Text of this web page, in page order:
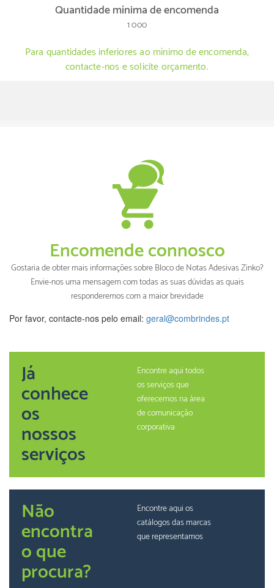
Quantidade mínima de encomenda
1 000
Para quantidades inferiores ao mínimo de encomenda,
contacte-nos e solicite orçamento.
Encomende connosco
Gostaria de obter mais informações sobre Bloco de Notas Adesivas Zinko?
Envie-nos uma mensagem com todas as suas dúvidas as quais
responderemos com a maior brevidade
Por favor, contacte-nos pelo email: geral@combrindes.pt
Já
conhece
os
nossos
serviços
Encontre aqui todos
os serviços que
oferecemos na àrea
de comunicação
corporativa
Não
encontra
o que
procura?
Encontre aqui os
catálogos das marcas
que representamos